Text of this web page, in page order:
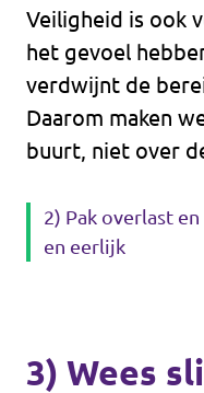
Veiligheid is ook
het gevoel
verdwijnt de
Daarom maken
buurt, niet over
2) Pak overlast
en eerlijk
3) Wees